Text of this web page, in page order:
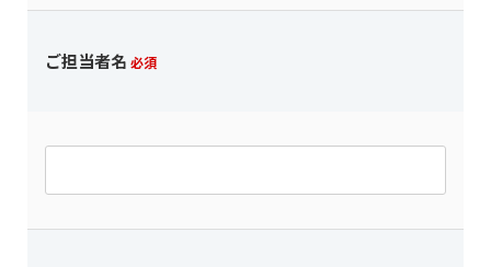
ご担当者名 必須